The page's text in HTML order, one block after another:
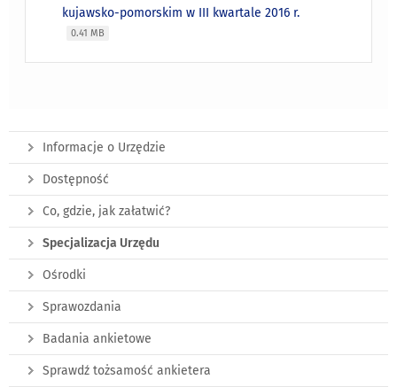
kujawsko-pomorskim w III kwartale 2016 r.
0.41 MB
Informacje o Urzędzie
Dostępność
Co, gdzie, jak załatwić?
Specjalizacja Urzędu
Ośrodki
Sprawozdania
Badania ankietowe
Sprawdź tożsamość ankietera